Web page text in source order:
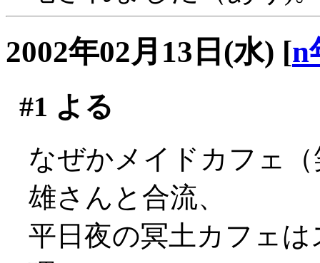
2002年02月13日(水) [n
#1 よる
なぜかメイドカフェ
雄さんと合流、
平日夜の冥土カフェ